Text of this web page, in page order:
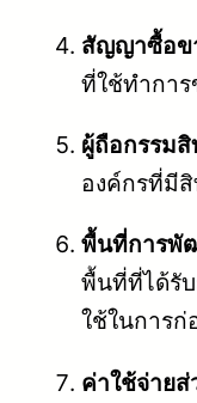
สัญญาซื้อข
ที่ใช้ทำกา
ผู้ถือกรรม
องค์กรที่มี
พื้นที่การพั
พื้นที่ที่ได้รั
ใช้ในการก่
ค่าใช้จ่าย